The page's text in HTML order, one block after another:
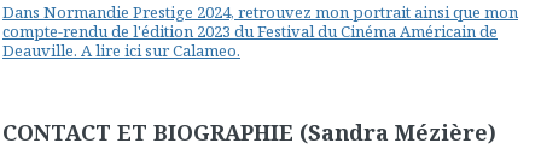
Dans Normandie Prestige 2024, retrouvez mon portrait ainsi que mon
compte-rendu de l'édition 2023 du Festival du Cinéma Américain de
Deauville. A lire ici sur Calameo.
CONTACT ET BIOGRAPHIE (Sandra Mézière)